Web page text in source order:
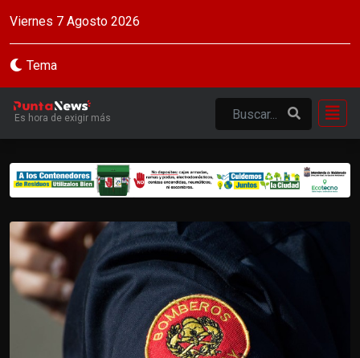
Viernes 7 Agosto 2026
Tema
Es hora de exigir más